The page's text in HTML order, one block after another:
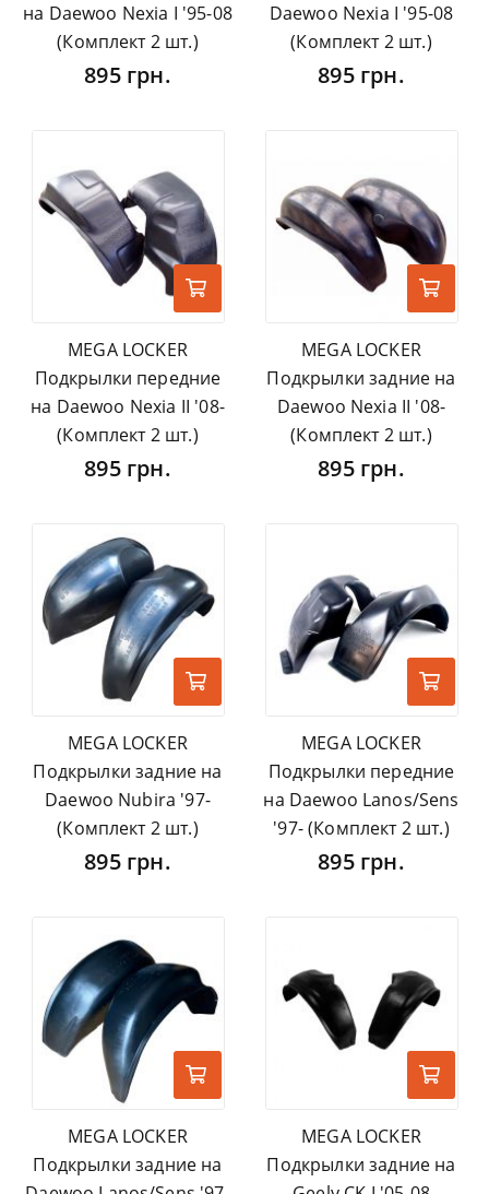
на Daewoo Nexia I '95-08
(Комплект 2 шт.)
895 грн.
Daewoo Nexia I '95-08
(Комплект 2 шт.)
895 грн.
MEGA LOCKER
Подкрылки передние
на Daewoo Nexia II '08-
(Комплект 2 шт.)
895 грн.
MEGA LOCKER
Подкрылки задние на
Daewoo Nexia II '08-
(Комплект 2 шт.)
895 грн.
MEGA LOCKER
Подкрылки задние на
Daewoo Nubira '97-
(Комплект 2 шт.)
895 грн.
MEGA LOCKER
Подкрылки передние
на Daewoo Lanos/Sens
'97- (Комплект 2 шт.)
895 грн.
MEGA LOCKER
Подкрылки задние на
MEGA LOCKER
Подкрылки задние на